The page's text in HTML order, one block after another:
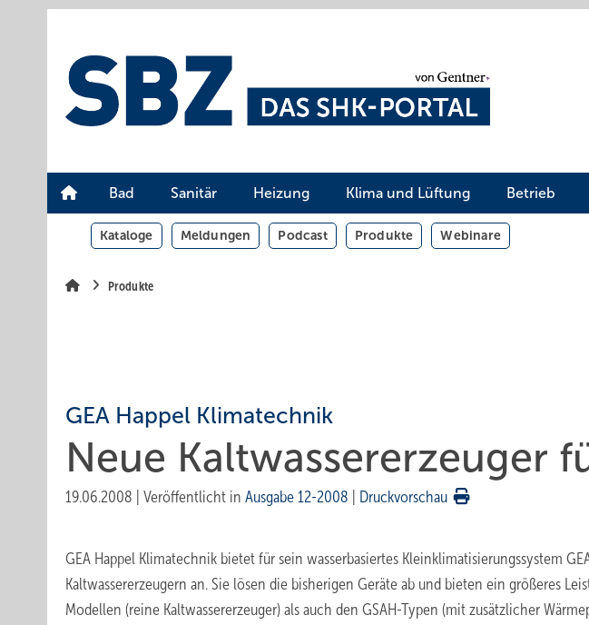
Bad Sanitär Heizung Klima und Lüftung Betrieb
Kataloge Meldungen Podcast Produkte Webinare
Produkte
GEA Happel Klimatechnik
Neue Kaltwassererzeuger
19.06.2008 Veröffentlicht in Ausgabe 12-2008 Druckvorschau
GEA Happel Klimatechnik bietet für sein wasserbasiertes Kleinklimatisierungssystem
Kaltwasser­erzeugern an. Sie lösen die bisherigen Geräte ab und bieten ein größeres
Modellen (reine Kaltwassererzeuger) als auch den GSAH-Typen (mit zusätzlicher